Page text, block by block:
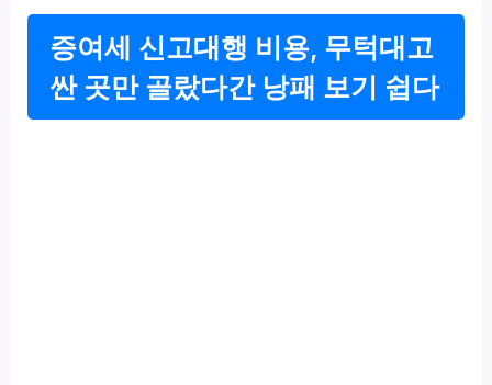
증여세 신고대행 비용, 무턱대고
싼 곳만 골랐다간 낭패 보기 쉽다